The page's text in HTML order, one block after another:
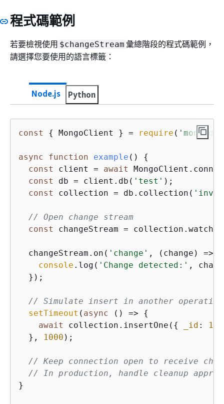
程式碼範例
若要檢視使用 $changeStream 彙總階段的程式碼範例，
請選擇您要使用的語言標籤：
Node.js Python
const { MongoClient } = require ( 'mongodb'
async function example ( ) {
const
client = await
const
db = client.db( 'test' );
const
collection = db.collection(
// Open change stream
const
changeStream =
  changeStream.on(
'change' , ( change ) =>
console .log( 'Change detected:' ,
  });
// Simulate insert in another operation
setTimeout ( async () => {
await
collection.insertOne( { _id : 1
  },
1000 );
// Keep connection open to receive
// In production, handle cleanup
}